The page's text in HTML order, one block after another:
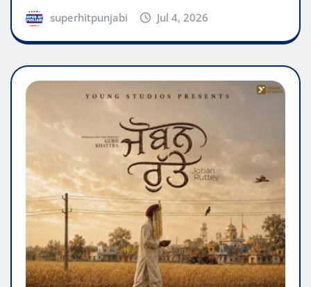
superhitpunjabi Jul 4, 2026